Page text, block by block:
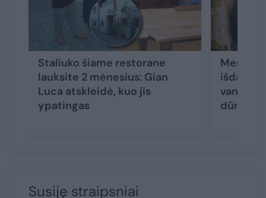
Staliuko šiame restorane
lauksite 2 mėnesius: Gian
Luca atskleidė, kuo jis
ypatingas
vanduo
dūmai
Susiję straipsniai